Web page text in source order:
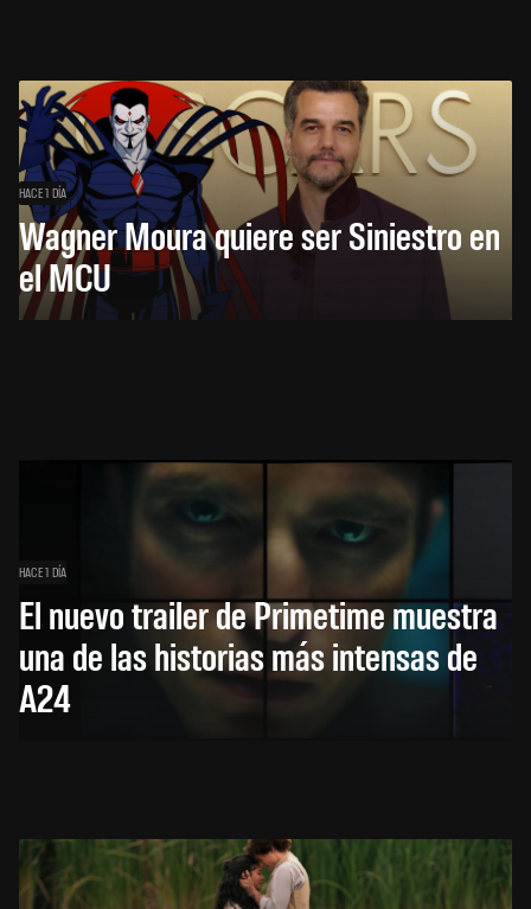
HACE 1 DÍA
Wagner Moura quiere ser Siniestro en
el MCU
HACE 1 DÍA
El nuevo trailer de Primetime muestra
una de las historias más intensas de
A24